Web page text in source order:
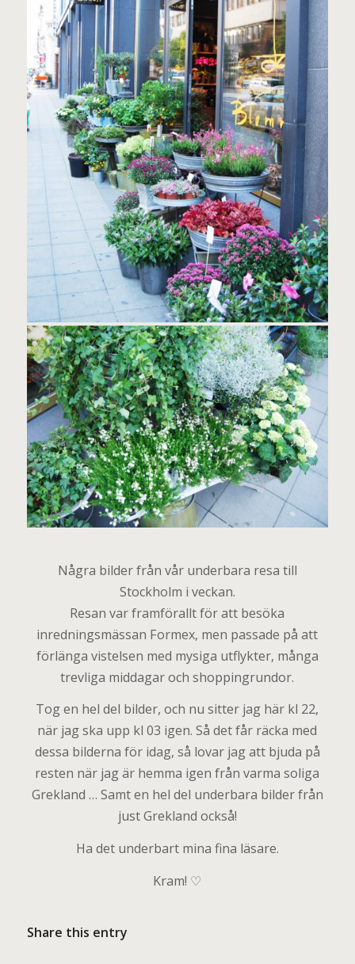
Några bilder från vår underbara resa till
Stockholm i veckan.
Resan var framförallt för att besöka
inredningsmässan Formex, men passade på att
förlänga vistelsen med mysiga utflykter, många
trevliga middagar och shoppingrundor.
Tog en hel del bilder, och nu sitter jag här kl 22,
när jag ska upp kl 03 igen. Så det får räcka med
dessa bilderna för idag, så lovar jag att bjuda på
resten när jag är hemma igen från varma soliga
Grekland … Samt en hel del underbara bilder från
just Grekland också!
Ha det underbart mina fina läsare.
Kram! ♡
Share this entry